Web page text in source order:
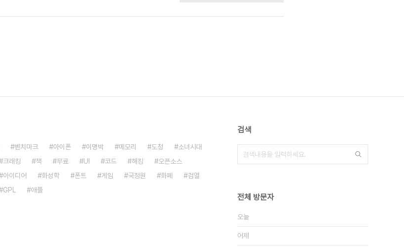
벤치마크 아이폰 이명박 메모리 도청
소녀시대
크래킹 책 무료 UI 코드 해킹
오픈소스
아이디어 화성학 폰트 게임 국정원 화폐
검열
GPL 애플
검색
전체 방문자
오늘
어제